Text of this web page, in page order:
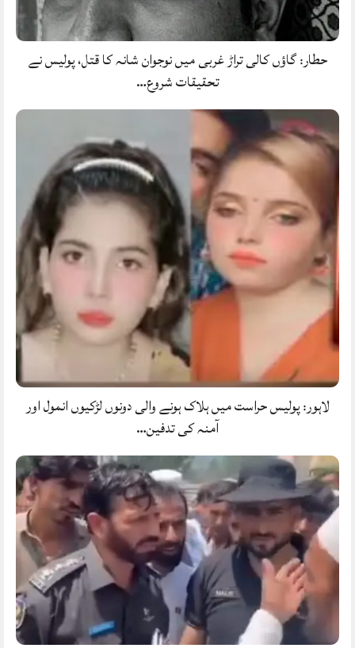
حطار: گاؤں کالی تراڑ غربی میں نوجوان شانہ کا قتل، پولیس نے
تحقیقات شروع…
لاہور: پولیس حراست میں ہلاک ہونے والی دونوں لڑکیوں انمول اور
آمنہ کی تدفین…